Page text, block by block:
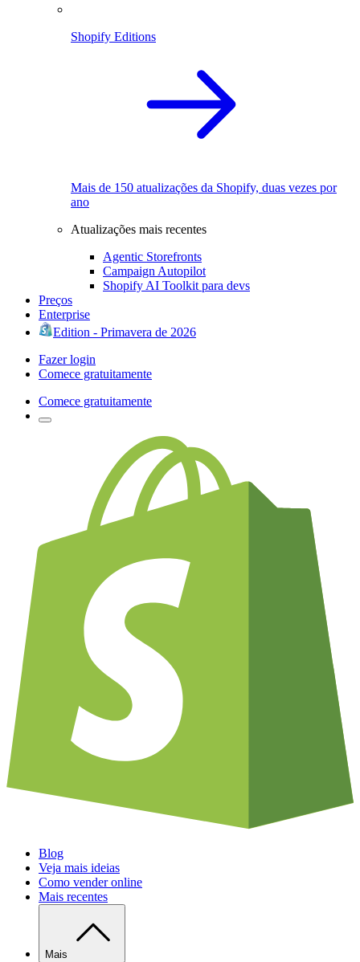
Shopify Editions
Mais de 150 atualizações da Shopify, duas vezes por
ano
Atualizações mais recentes
Agentic Storefronts
Campaign Autopilot
Shopify AI Toolkit para devs
Preços
Enterprise
Edition - Primavera de 2026
Fazer login
Comece gratuitamente
Comece gratuitamente
Blog
Veja mais ideias
Como vender online
Mais recentes
Mais